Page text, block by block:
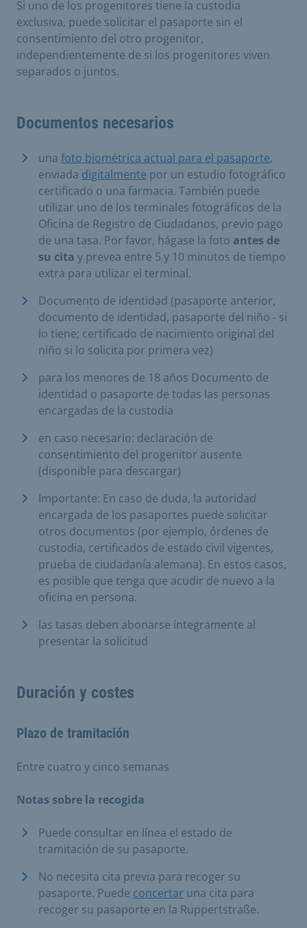
Si uno de los progenitores tiene la custodia
exclusiva, puede solicitar el pasaporte sin el
consentimiento del otro progenitor,
independientemente de si los progenitores viven
separados o juntos.
Documentos necesarios
una foto biométrica actual para el pasaporte,
enviada digitalmente por un estudio fotográfico
certificado o una farmacia. También puede
utilizar uno de los terminales fotográficos de la
Oficina de Registro de Ciudadanos, previo pago
de una tasa. Por favor, hágase la foto antes de
su cita y prevea entre 5 y 10 minutos de tiempo
extra para utilizar el terminal.
Documento de identidad (pasaporte anterior,
documento de identidad, pasaporte del niño - si
lo tiene; certificado de nacimiento original del
niño si lo solicita por primera vez)
para los menores de 18 años Documento de
identidad o pasaporte de todas las personas
encargadas de la custodia
en caso necesario: declaración de
consentimiento del progenitor ausente
(disponible para descargar)
Importante: En caso de duda, la autoridad
encargada de los pasaportes puede solicitar
otros documentos (por ejemplo, órdenes de
custodia, certificados de estado civil vigentes,
prueba de ciudadanía alemana). En estos casos,
es posible que tenga que acudir de nuevo a la
oficina en persona.
las tasas deben abonarse íntegramente al
presentar la solicitud
Duración y costes
Plazo de tramitación
Entre cuatro y cinco semanas
Notas sobre la recogida
Puede consultar en línea el estado de
tramitación de su pasaporte.
No necesita cita previa para recoger su
pasaporte. Puede concertar una cita para
recoger su pasaporte en la Ruppertstraße.